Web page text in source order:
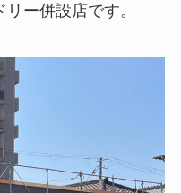
ー併設店です。